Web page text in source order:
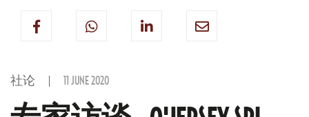
社论 11 JUNE 2020